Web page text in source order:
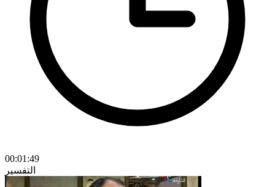
00:01:49
التفسير